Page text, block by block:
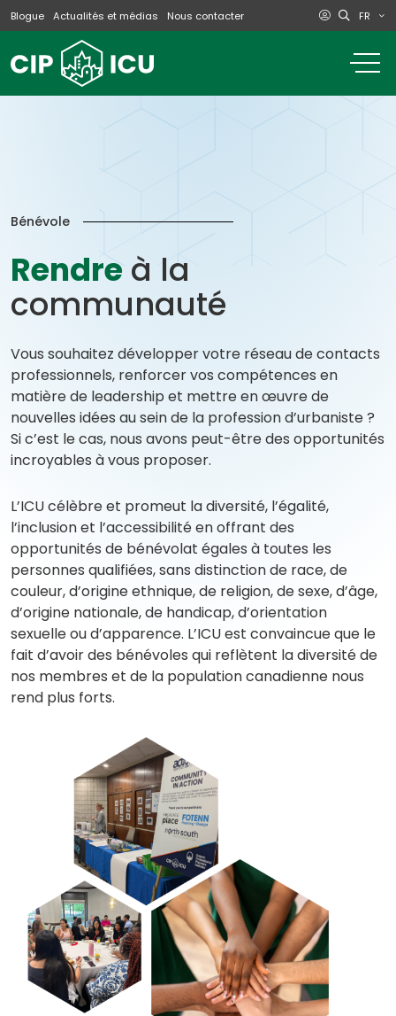
Blogue Actualités et médias Nous contacter FR
Bénévole
Rendre à la
communauté
Vous souhaitez développer votre réseau de contacts
professionnels, renforcer vos compétences en
matière de leadership et mettre en œuvre de
nouvelles idées au sein de la profession d’urbaniste ?
Si c’est le cas, nous avons peut-être des opportunités
incroyables à vous proposer.
L’ICU célèbre et promeut la diversité, l’égalité,
l’inclusion et l’accessibilité en offrant des
opportunités de bénévolat égales à toutes les
personnes qualifiées, sans distinction de race, de
couleur, d’origine ethnique, de religion, de sexe, d’âge,
d’origine nationale, de handicap, d’orientation
sexuelle ou d’apparence. L’ICU est convaincue que le
fait d’avoir des bénévoles qui reflètent la diversité de
nos membres et de la population canadienne nous
rend plus forts.